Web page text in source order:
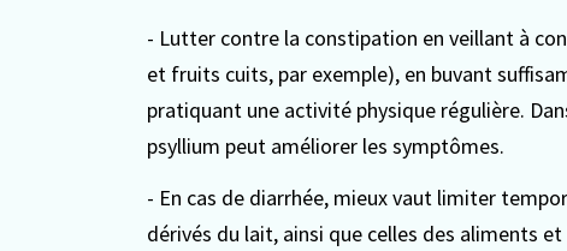
- Lutter contre la constipation en veillant à
et fruits cuits, par exemple), en buvant
pratiquant une activité physique régulière.
psyllium peut améliorer les symptômes.
- En cas de diarrhée, mieux vaut limiter
dérivés du lait, ainsi que celles des aliments